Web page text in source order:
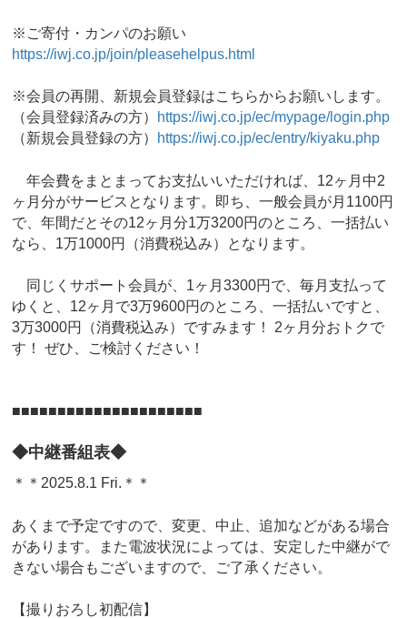
※ご寄付・カンパのお願い
https://iwj.co.jp/join/pleasehelpus.html
※会員の再開、新規会員登録はこちらからお願いします。
（会員登録済みの方） https://iwj.co.jp/ec/mypage/login.php
（新規会員登録の方） https://iwj.co.jp/ec/entry/kiyaku.php
年会費をまとまってお支払いいただければ、12ヶ月中2
ヶ月分がサービスとなります。即ち、一般会員が月1100円
で、年間だとその12ヶ月分1万3200円のところ、一括払い
なら、1万1000円（消費税込み）となります。
同じくサポート会員が、1ヶ月3300円で、毎月支払って
ゆくと、12ヶ月で3万9600円のところ、一括払いですと、
3万3000円（消費税込み）ですみます！ 2ヶ月分おトクで
す！ ぜひ、ご検討ください！
■■■■■■■■■■■■■■■■■■■■■
◆中継番組表◆
＊＊2025.8.1 Fri.＊＊
あくまで予定ですので、変更、中止、追加などがある場合
があります。また電波状況によっては、安定した中継がで
きない場合もございますので、ご了承ください。
【撮りおろし初配信】